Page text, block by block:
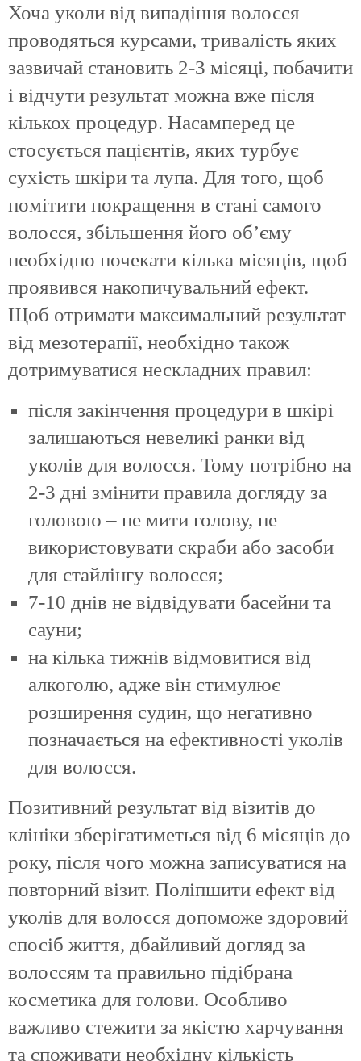
Хоча уколи від випадіння волосся
проводяться курсами, тривалість яких
зазвичай становить 2-3 місяці, побачити
і відчути результат можна вже після
кількох процедур. Насамперед це
стосується пацієнтів, яких турбує
сухість шкіри та лупа. Для того, щоб
помітити покращення в стані самого
волосся, збільшення його об’єму
необхідно почекати кілька місяців, щоб
проявився накопичувальний ефект.
Щоб отримати максимальний результат
від мезотерапії, необхідно також
дотримуватися нескладних правил:
після закінчення процедури в шкірі
залишаються невеликі ранки від
уколів для волосся. Тому потрібно на
2-3 дні змінити правила догляду за
головою – не мити голову, не
використовувати скраби або засоби
для стайлінгу волосся;
7-10 днів не відвідувати басейни та
сауни;
на кілька тижнів відмовитися від
алкоголю, адже він стимулює
розширення судин, що негативно
позначається на ефективності уколів
для волосся.
Позитивний результат від візитів до
клініки зберігатиметься від 6 місяців до
року, після чого можна записуватися на
повторний візит. Поліпшити ефект від
уколів для волосся допоможе здоровий
спосіб життя, дбайливий догляд за
волоссям та правильно підібрана
косметика для голови. Особливо
важливо стежити за якістю харчування
та споживати необхідну кількість